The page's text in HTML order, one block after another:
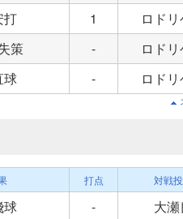
打 1
ロド
策 -
ロド
球 - ロド
打点 対戦
球 -
大瀬